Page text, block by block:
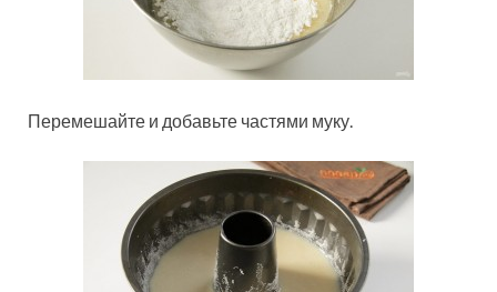
Перемешайте и добавьте частями муку.